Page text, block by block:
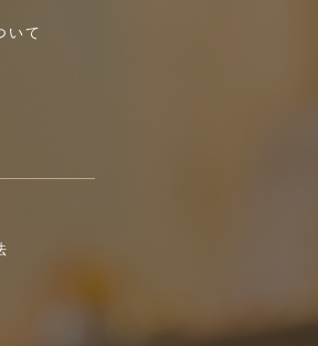
いて